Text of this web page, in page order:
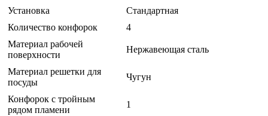
Установка
Стандартная
Количество конфорок
4
Материал рабочей
поверхности
Нержавеющая сталь
Материал решетки для
посуды
Чугун
Конфорок с тройным
рядом пламени
1